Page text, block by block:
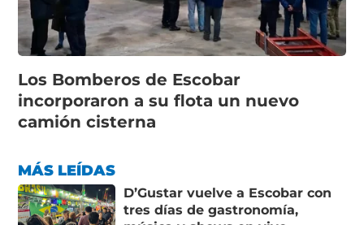
Los Bomberos de Escobar
incorporaron a su flota un nuevo
camión cisterna
MÁS LEÍDAS
D’Gustar vuelve a Escobar con
tres días de gastronomía,